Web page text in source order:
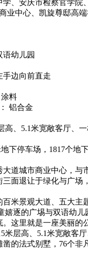
、安庆市检察官学院
中心、凯旋尊邸高端
语幼儿园
手边向前直走
料
铝合金
高、5.1米宽敞客厅
下停车场，1817个地
道城市商业中心，与
面退让于绿化与广场
景观大道、五大主题
嬉逐的广埸与双语幼
这里就是一座美丽的
层高、5.1米宽敞客厅
法式别墅，76个非凡